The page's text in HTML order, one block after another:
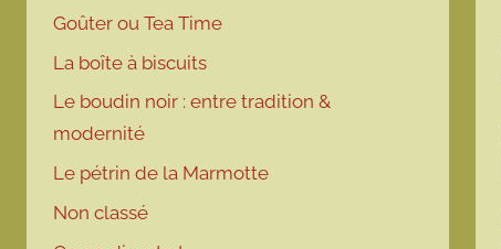
Goûter ou Tea Time
La boîte à biscuits
Le boudin noir : entre tradition &
modernité
Le pétrin de la Marmotte
Non classé